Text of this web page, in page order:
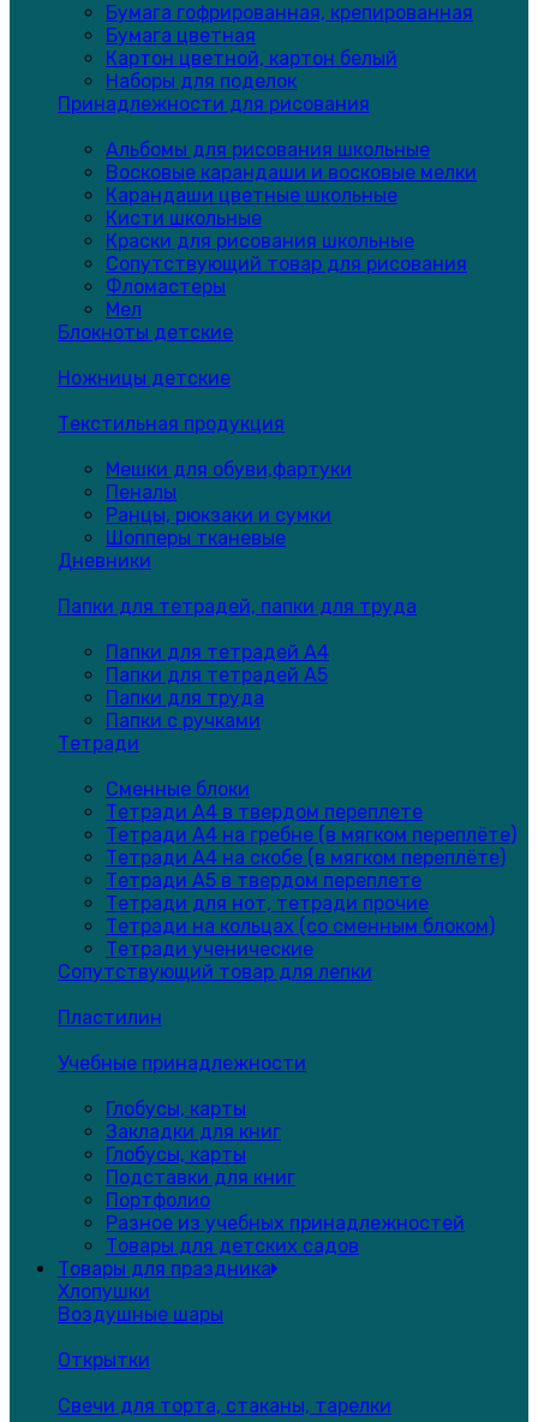
Бумага гофрированная, крепированная
Бумага цветная
Картон цветной, картон белый
Наборы для поделок
Принадлежности для рисования
Альбомы для рисования школьные
Восковые карандаши и восковые мелки
Карандаши цветные школьные
Кисти школьные
Краски для рисования школьные
Сопутствующий товар для рисования
Фломастеры
Мел
Блокноты детские
Ножницы детские
Текстильная продукция
Мешки для обуви,фартуки
Пеналы
Ранцы, рюкзаки и сумки
Шопперы тканевые
Дневники
Папки для тетрадей, папки для труда
Папки для тетрадей А4
Папки для тетрадей А5
Папки для труда
Папки с ручками
Тетради
Сменные блоки
Тетради А4 в твердом переплете
Тетради А4 на гребне (в мягком переплёте)
Тетради А4 на скобе (в мягком переплёте)
Тетради А5 в твердом переплете
Тетради для нот, тетради прочие
Тетради на кольцах (со сменным блоком)
Тетради ученические
Сопутствующий товар для лепки
Пластилин
Учебные принадлежности
Глобусы, карты
Закладки для книг
Глобусы, карты
Подставки для книг
Портфолио
Разное из учебных принадлежностей
Товары для детских садов
Товары для праздника
Хлопушки
Воздушные шары
Открытки
Свечи для торта, стаканы, тарелки